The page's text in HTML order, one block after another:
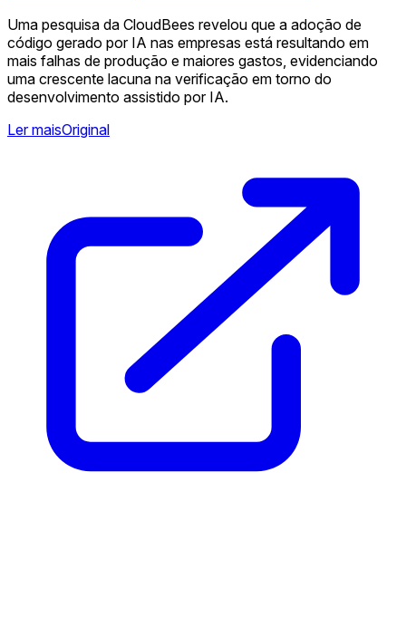
Uma pesquisa da CloudBees revelou que a adoção de
código gerado por IA nas empresas está resultando em
mais falhas de produção e maiores gastos, evidenciando
uma crescente lacuna na verificação em torno do
desenvolvimento assistido por IA.
Ler maisOriginal